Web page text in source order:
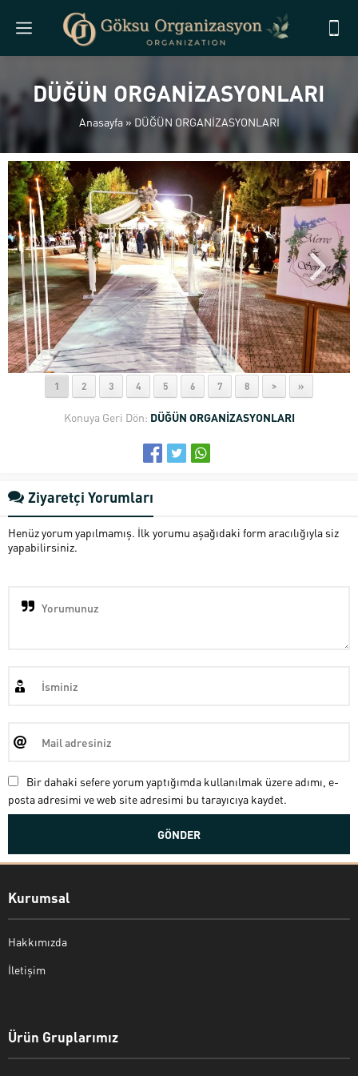
DÜĞÜN ORGANİZASYONLARI
Anasayfa»DÜĞÜN ORGANİZASYONLARI
1 2 3 4 5 6 7 8 > »
Konuya Geri Dön: DÜĞÜN ORGANİZASYONLARI
Ziyaretçi Yorumları
Henüz yorum yapılmamış. İlk yorumu aşağıdaki form aracılığıyla siz
yapabilirsiniz.
Bir dahaki sefere yorum yaptığımda kullanılmak üzere adımı, e-
posta adresimi ve web site adresimi bu tarayıcıya kaydet.
Kurumsal
Hakkımızda
İletişim
Ürün Gruplarımız